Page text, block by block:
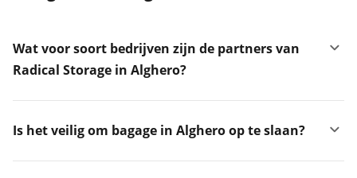
Wat voor soort bedrijven zijn de partners van
Radical Storage in Alghero?
Is het veilig om bagage in Alghero op te slaan?